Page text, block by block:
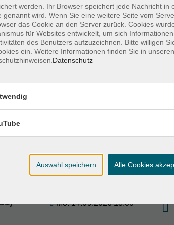
– 19:45 Uhr
VHS; vhs.cloud
VHS; vhs.cloud
Uhr
Mo. 14.09.2026 18:00
werden. Ihr Browser speichert jede Nachricht in
genannt wird. Wenn Sie eine weitere Seite vom
das Cookie an den Server zurück. Cookies
für Websites entwickelt, um sich
des Benutzers aufzuzeichnen. Bitte willigen
ein. Weitere Informationen finden Sie in unseren
Datenschutz
Auswahl speichern Alle Cookies